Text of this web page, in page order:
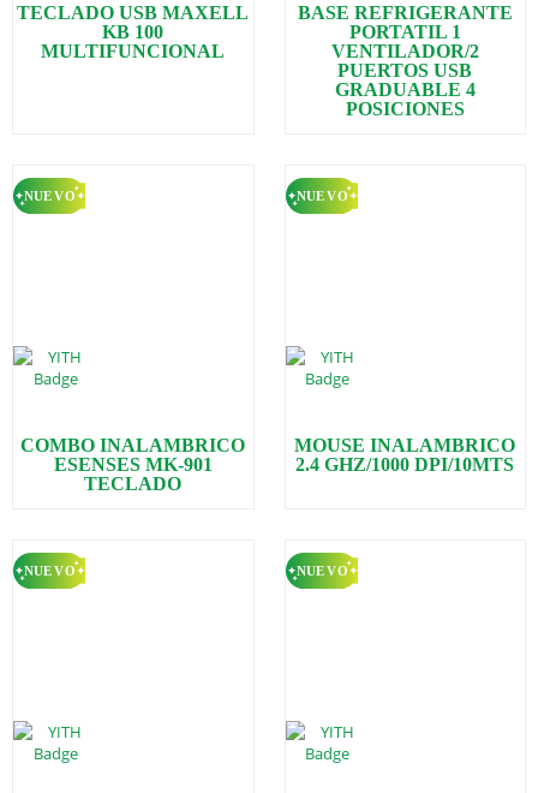
TECLADO USB MAXELL
KB 100
MULTIFUNCIONAL
BASE REFRIGERANTE
PORTATIL 1
VENTILADOR/2
PUERTOS USB
GRADUABLE 4
POSICIONES
COMBO INALAMBRICO
ESENSES MK-901
TECLADO
MOUSE INALAMBRICO
2.4 GHZ/1000 DPI/10MTS